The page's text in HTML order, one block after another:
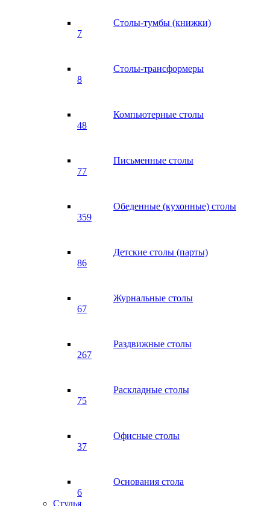
Столы-тумбы (книжки)
7
Столы-трансформеры
8
Компьютерные столы
48
Письменные столы
77
Обеденные (кухонные) столы
359
Детские столы (парты)
86
Журнальные столы
67
Раздвижные столы
267
Раскладные столы
75
Офисные столы
37
Основания стола
6
Стулья